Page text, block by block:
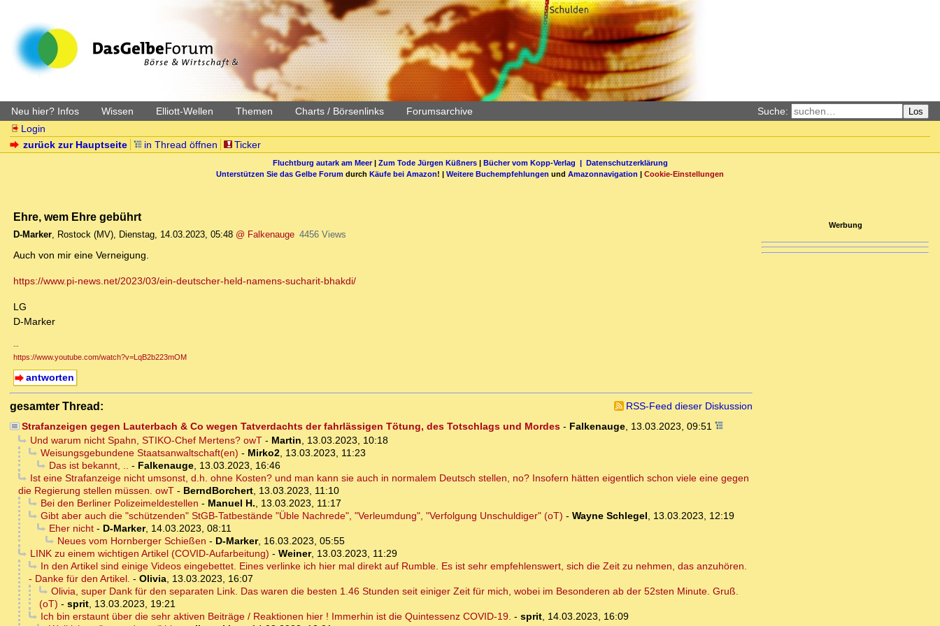
Neu hier? Infos Wissen Elliott-Wellen Themen Charts / Börsenlinks Forumsarchive Suche: Los
Login
zurück zur Hauptseite
in Thread öffnen Ticker
Fluchtburg autark am Meer| Zum Tode Jürgen Küßners| Bücher vom Kopp-Verlag | Datenschutzerklärung
Unterstützen Sie das Gelbe Forum durch Käufe bei Amazon! | Weitere Buchempfehlungen und Amazonnavigation | Cookie-Einstellungen
Ehre, wem Ehre gebührt
D-Marker, Rostock (MV), Dienstag, 14.03.2023, 05:48 @ Falkenauge 4456 Views
Auch von mir eine Verneigung.
https://www.pi-news.net/2023/03/ein-deutscher-held-namens-sucharit-bhakdi/
LG
D-Marker
--
https://www.youtube.com/watch?v=LqB2b223mOM
antworten
gesamter Thread:
RSS-Feed dieser Diskussion
Strafanzeigen gegen Lauterbach & Co wegen Tatverdachts der fahrlässigen Tötung, des Totschlags und Mordes- Falkenauge, 13.03.2023, 09:51
Und warum nicht Spahn, STIKO-Chef Mertens? owT- Martin, 13.03.2023, 10:18
Weisungsgebundene Staatsanwaltschaft(en) - Mirko2, 13.03.2023, 11:23
Das ist bekannt, .. - Falkenauge, 13.03.2023, 16:46
Ist eine Strafanzeige nicht umsonst, d.h. ohne Kosten? und man kann sie auch in normalem Deutsch stellen, no? Insofern hätten eigentlich schon viele eine gegen
die Regierung stellen müssen. owT - BerndBorchert, 13.03.2023, 11:10
Bei den Berliner Polizeimeldestellen - Manuel H., 13.03.2023, 11:17
Gibt aber auch die "schützenden" StGB-Tatbestände "Üble Nachrede", "Verleumdung", "Verfolgung Unschuldiger" (oT) - Wayne Schlegel, 13.03.2023, 12:19
Eher nicht- D-Marker, 14.03.2023, 08:11
Neues vom Hornberger Schießen - D-Marker, 16.03.2023, 05:55
LINK zu einem wichtigen Artikel (COVID-Aufarbeitung) - Weiner, 13.03.2023, 11:29
In den Artikel sind einige Videos eingebettet. Eines verlinke ich hier mal direkt auf Rumble. Es ist sehr empfehlenswert, sich die Zeit zu nehmen, das anzuhören.
- Danke für den Artikel. - Olivia, 13.03.2023, 16:07
Olivia, super Dank für den separaten Link. Das waren die besten 1.46 Stunden seit einiger Zeit für mich, wobei im Besonderen ab der 52sten Minute. Gruß.
(oT) - sprit, 13.03.2023, 19:21
Ich bin erstaunt über die sehr aktiven Beiträge / Reaktionen hier ! Immerhin ist die Quintessenz COVID-19. - sprit, 14.03.2023, 16:09
Werbung